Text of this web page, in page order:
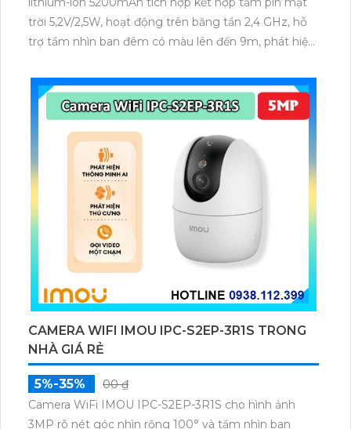
trời 5,2V/2,5W, hoạt động trên băng tần 2,4 GHz, hỗ
trợ tầm nhìn ban đêm có màu lên đến 9m, phát hiện
dữ liệu qua thẻ microSD lên đến 512GB.
CAMERA WIFI IMOU IPC-S2EP-3R1S TRONG
NHÀ GIÁ RẺ
5%-35%
00 ₫
Camera WiFi IMOU IPC-S2EP-3R1S cho hình ảnh
3MP rõ nét góc nhìn rộng 100° và tầm nhìn ban